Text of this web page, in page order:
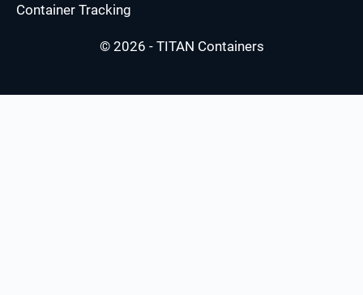
Container Tracking
© 2026 - TITAN Containers